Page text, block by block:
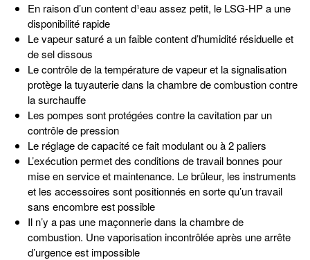
En raison d’un content d¹eau assez petit, le LSG-HP a une
disponibilité rapide
Le vapeur saturé a un faible content d’humidité résiduelle et
de sel dissous
Le contrôle de la température de vapeur et la signalisation
protège la tuyauterie dans la chambre de combustion contre
la surchauffe
Les pompes sont protégées contre la cavitation par un
contrôle de pression
Le réglage de capacité ce fait modulant ou à 2 paliers
L’exécution permet des conditions de travail bonnes pour
mise en service et maintenance. Le brûleur, les instruments
et les accessoires sont positionnés en sorte qu’un travail
sans encombre est possible
Il n’y a pas une maçonnerie dans la chambre de
combustion. Une vaporisation incontrôlée après une arrête
d’urgence est impossible